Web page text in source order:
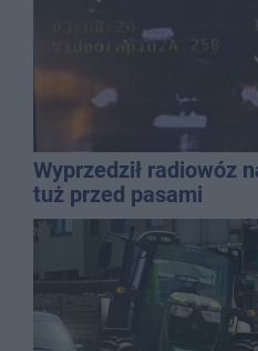
Wyprzedził radiowóz
tuż przed pasami